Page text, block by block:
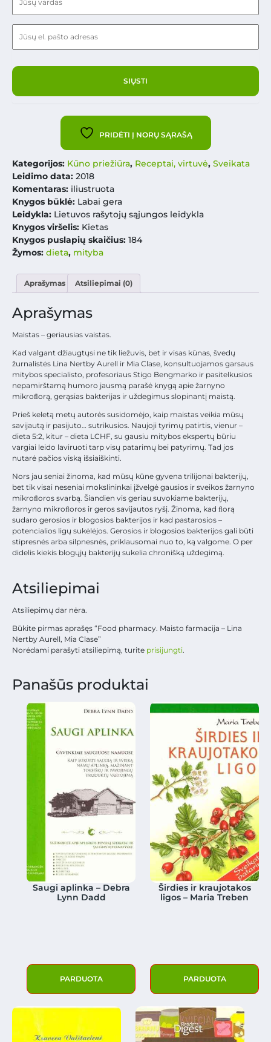
PRIDĖTI Į NORŲ SĄRAŠĄ
Kategorijos: Kūno priežiūra, Receptai, virtuvė, Sveikata
Leidimo data: 2018
Komentaras: iliustruota
Knygos būklė: Labai gera
Leidykla: Lietuvos rašytojų sąjungos leidykla
Knygos viršelis: Kietas
Knygos puslapių skaičius: 184
Žymos: dieta, mityba
Aprašymas Atsiliepimai (0)
Aprašymas
Maistas – geriausias vaistas.
Kad valgant džiaugtųsi ne tik liežuvis, bet ir visas kūnas, švedų
žurnalistės Lina Nertby Aurell ir Mia Clase, konsultuojamos garsaus
mitybos specialisto, profesoriaus Stigo Bengmarko ir pasitelkusios
nepamirštamą humoro jausmą parašė knygą apie žarnyno
mikroﬂorą, gerąsias bakterijas ir uždegimus slopinantį maistą.
Prieš keletą metų autorės susidomėjo, kaip maistas veikia mūsų
savijautą ir pasijuto… sutrikusios. Naujoji tyrimų patirtis, vienur –
dieta 5:2, kitur – dieta LCHF, su gausiu mitybos ekspertų būriu
vargiai leido laviruoti tarp visų patarimų bei patyrimų. Tad jos
nutarė pačios viską išsiaiškinti.
Nors jau seniai žinoma, kad mūsų kūne gyvena trilijonai bakterijų,
bet tik visai neseniai mokslininkai įžvelgė gausios ir sveikos žarnyno
mikroﬂoros svarbą. Šiandien vis geriau suvokiame bakterijų,
žarnyno mikroﬂoros ir geros savijautos ryšį. Žinoma, kad ﬂorą
sudaro gerosios ir blogosios bakterijos ir kad pastarosios –
potencialios ligų sukėlėjos. Gerosios ir blogosios bakterijos gali būti
stipresnės arba silpnesnės, priklausomai nuo to, ką valgome. O per
didelis kiekis blogųjų bakterijų sukelia chronišką uždegimą.
Atsiliepimai
Atsiliepimų dar nėra.
Būkite pirmas aprašęs “Food pharmacy. Maisto farmacija – Lina
Nertby Aurell, Mia Clase”
Norėdami parašyti atsiliepimą, turite prisijungti.
Panašūs produktai
Saugi aplinka – Debra
Lynn Dadd
PARDUOTA
Širdies ir kraujotakos
ligos – Maria Treben
PARDUOTA